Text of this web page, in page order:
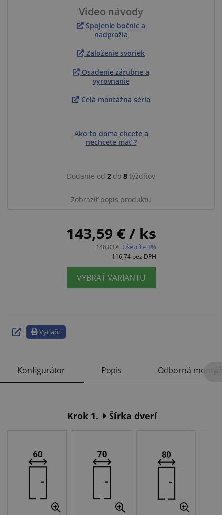
Video návody
Spojenie bočníc a
nadpražia
Založenie svoriek
Osadenie zárubne a
vyrovnanie
Celá montážna séria
Ako to doma chcete a
nechcete mať ?
Dodanie od 2 do 8 týždňov
Zobraziť popis produktu
143,59 € / ks
148,03 €, Ušetríte 3%
116,74 bez DPH
VYBRAŤ VARIANTU
Vytlačiť
Konfigurátor Popis Odborná montáž
Krok 1. Šírka dverí